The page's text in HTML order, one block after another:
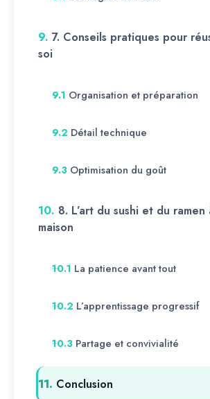
9. 7. Conseils pratiques pour
soi
9.1 Organisation et préparation
9.2 Détail technique
9.3 Optimisation du goût
10. 8. L’art du sushi et du ramen
maison
10.1 La patience avant tout
10.2 L’apprentissage progressif
10.3 Partage et convivialité
11. Conclusion